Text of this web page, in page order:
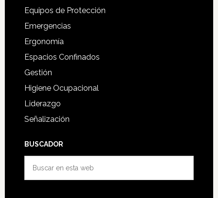
Equipos de Protección
Emergencias
Ergonomía
Espacios Confinados
Gestión
Higiene Ocupacional
Liderazgo
Señalización
BUSCADOR